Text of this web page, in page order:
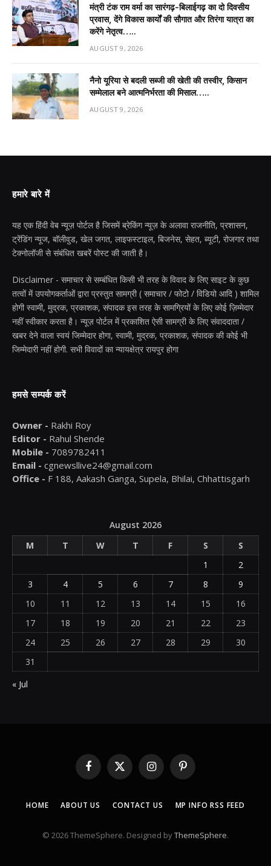
मंत्री टंक राम वर्मा का सारंगढ़-बिलाईगढ़ का दो दिवसीय
प्रवास, देंगे विकास कार्यों की सौगात और तिरंगा यात्रा का
करेंगे नेतृत्व…..
AUGUST 9, 2026
नैनो यूरिया से बदली सब्जी की खेती की तस्वीर, किसान
सम्मेलाल बने आत्मनिर्भरता की मिसाल…..
AUGUST 9, 2026
हमारे बारे में
यह एक हिंदी वेब न्यूज़ पोर्टल है जिसमें ब्रेकिंग न्यूज़ के अलावा राजनीति, प्रशासन,
ट्रेंडिंग न्यूज, बॉलीवुड, खेल जगत, लाइफस्टाइल, बिजनेस, सेहत, ब्यूटी, रोजगार तथा
टेक्नोलॉजी से संबंधित खबरें पोस्ट की जाती है।
Disclaimer - समाचार से सम्बंधित किसी भी तरह के विवाद के लिए साइट के कुछ
तत्वों में उपयोगकर्ताओं द्वारा प्रस्तुत सामग्री ( समाचार / फोटो / विडियो आदि ) शामिल
होगी स्वामी, मुद्रक, प्रकाशक, संपादक इस तरह के सामग्रियों के लिए कोई ज़िम्मेदार
नहीं स्वीकार करता है। न्यूज़ पोर्टल में प्रकाशित ऐसी सामग्री के लिए संवाददाता /
खबर देने वाला स्वयं जिम्मेदार होगा, स्वामी, मुद्रक, प्रकाशक, संपादक की कोई भी
जिम्मेदारी नहीं होगी. सभी विवादों का न्यायक्षेत्र रायपुर होगा
हमसे सम्पर्क करें
Owner - Rakhi Roy
Editor - Rahul Shende
Mobile - 7089782411
Email - cgnewsllive24@gmail.com
Office - F 188, Aakash Ganga, Supela, Bhilai, Chhattisgarh
August 2026
M
T W T F S
S
1
2
3
4 5 6 7 8
9
10
11 12 13 14 15
16
17
18 19 20 21 22
23
24
25 26 27 28 29
30
31
« Jul
Facebook
X
(Twitter)
InstagramPinterest
HOME ABOUT US CONTACT US MP INFO RSS FEED
© 2026 ThemeSphere. Designed byThemeSphere.